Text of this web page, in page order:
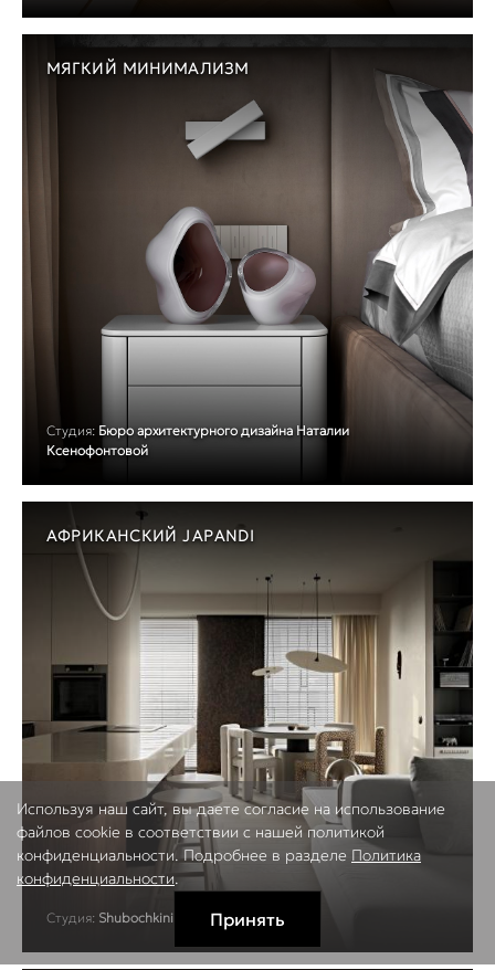
МЯГКИЙ МИНИМАЛИЗМ
Студия: Бюро архитектурного дизайна Наталии
Ксенофонтовой
АФРИКАНСКИЙ JAPANDI
Студия: Shubochkini
Используя наш сайт, вы даете согласие на использование
файлов cookie в соответствии с нашей политикой
конфиденциальности. Подробнее в разделе Политика
конфиденциальности.
Принять